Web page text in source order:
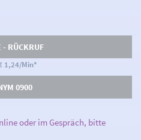
- RÜCKRUF
1,24/Min*
0900
oder im Gespräch, bitte